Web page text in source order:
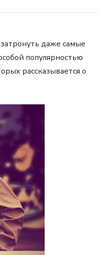
даже самые
популярностью
рассказывается о